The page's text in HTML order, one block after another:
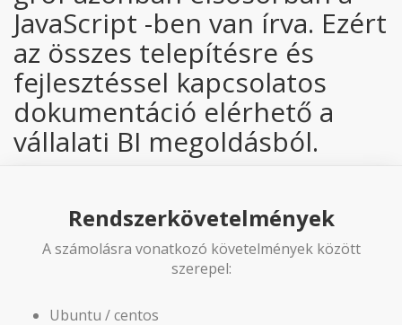
JavaScript -ben van írva. Ezért
az összes telepítésre és
fejlesztéssel kapcsolatos
dokumentáció elérhető a
vállalati BI megoldásból.
Rendszerkövetelmények
A számolásra vonatkozó követelmények között
szerepel:
Ubuntu / centos